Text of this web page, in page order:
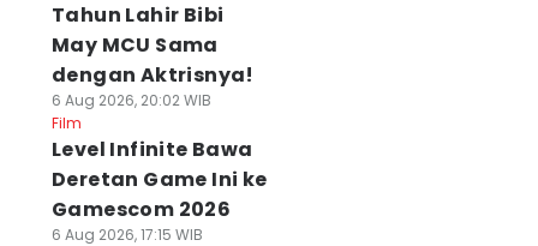
Tahun Lahir Bibi
May MCU Sama
dengan Aktrisnya!
6 Aug 2026, 20:02 WIB
Film
Level Infinite Bawa
Deretan Game Ini ke
Gamescom 2026
6 Aug 2026, 17:15 WIB